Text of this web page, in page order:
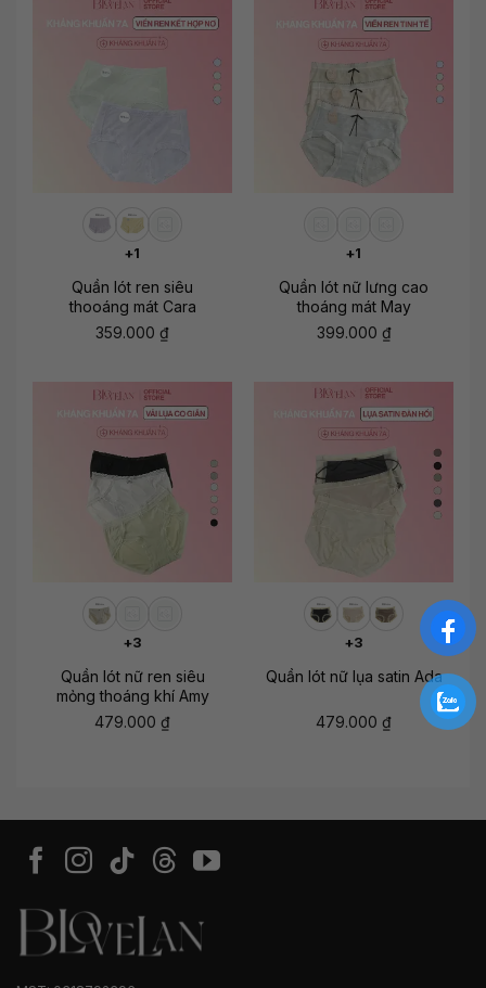
+1
Quần lót ren siêu
thooáng mát Cara
359.000 ₫
+1
Quần lót nữ lưng cao
thoáng mát May
399.000 ₫
+3
Quần lót nữ ren siêu
mỏng thoáng khí Amy
479.000 ₫
+3
Quần lót nữ lụa satin Ada
479.000 ₫